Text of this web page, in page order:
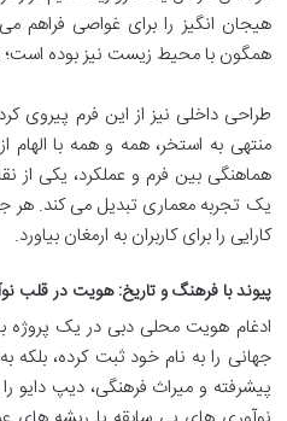
هیجان انگیز را برای غواصی
همگون با محیط زیست نیز بوده است؛
طراحی داخلی نیز از این فرم پیروی
منتهی به استخر، همه و همه با
هماهنگی بین فرم و عملکرد، یکی از
یک تجربه معماری تبدیل می کند. هر
کارایی را برای کاربران به ارمغان بیاورد.
پیوند با فرهنگ و تاریخ: هویت در قلب
ادغام هویت محلی دبی در یک پروژه
جهانی را به نام خود ثبت کرده، بلکه
پیشرفته و میراث فرهنگی، دیپ دایو